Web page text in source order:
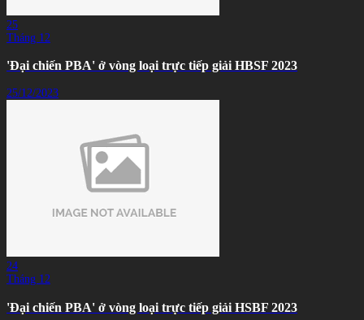
25
Tháng 12
'Đại chiến PBA' ở vòng loại trực tiếp giải HBSF 2023
25/12/2023
24
Tháng 12
'Đại chiến PBA' ở vòng loại trực tiếp giải HSBF 2023